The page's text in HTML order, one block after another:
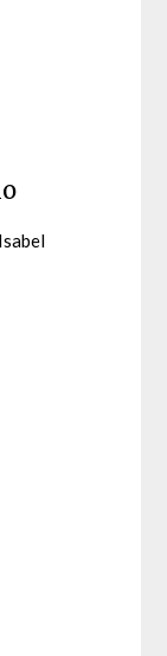
Isabel